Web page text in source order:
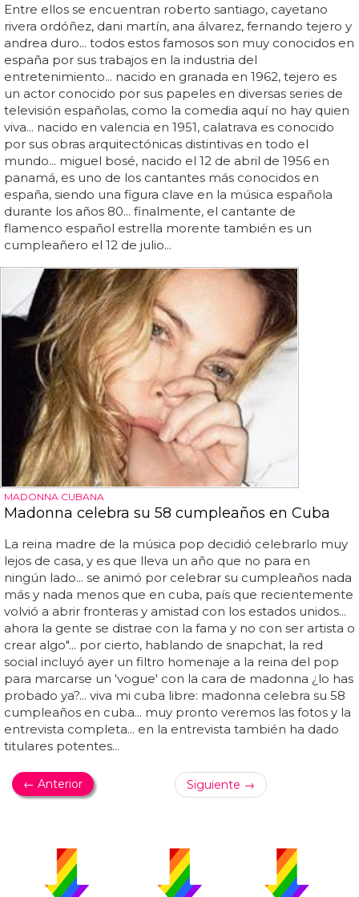
Entre ellos se encuentran roberto santiago, cayetano
rivera ordóñez, dani martín, ana álvarez, fernando tejero y
andrea duro... todos estos famosos son muy conocidos en
españa por sus trabajos en la industria del
entretenimiento... nacido en granada en 1962, tejero es
un actor conocido por sus papeles en diversas series de
televisión españolas, como la comedia aquí no hay quien
viva... nacido en valencia en 1951, calatrava es conocido
por sus obras arquitectónicas distintivas en todo el
mundo... miguel bosé, nacido el 12 de abril de 1956 en
panamá, es uno de los cantantes más conocidos en
españa, siendo una figura clave en la música española
durante los años 80... finalmente, el cantante de
flamenco español estrella morente también es un
cumpleañero el 12 de julio...
MADONNA CUBANA
Madonna celebra su 58 cumpleaños en Cuba
La reina madre de la música pop decidió celebrarlo muy
lejos de casa, y es que lleva un año que no para en
ningún lado... se animó por celebrar su cumpleaños nada
más y nada menos que en cuba, país que recientemente
volvió a abrir fronteras y amistad con los estados unidos...
ahora la gente se distrae con la fama y no con ser artista o
crear algo"... por cierto, hablando de snapchat, la red
social incluyó ayer un filtro homenaje a la reina del pop
para marcarse un 'vogue' con la cara de madonna ¿lo has
probado ya?... viva mi cuba libre: madonna celebra su 58
cumpleaños en cuba... muy pronto veremos las fotos y la
entrevista completa... en la entrevista también ha dado
titulares potentes...
← Anterior Siguiente →